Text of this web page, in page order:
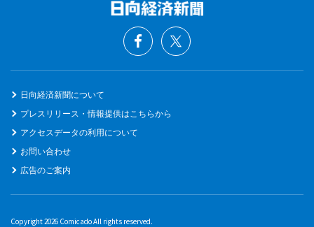
日向経済新聞について
プレスリリース・情報提供はこちらから
アクセスデータの利用について
お問い合わせ
広告のご案内
Copyright 2026 Comicado All rights reserved.